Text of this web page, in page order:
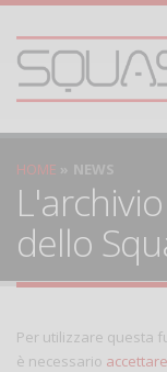
HOME NEWS
dello
Per utilizzare questa
è necessario